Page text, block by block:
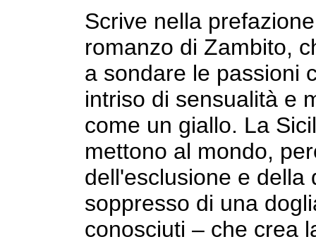
Scrive nella
romanzo di Zambito,
a sondare le passioni
intriso di sensualità e
come un giallo. La
mettono al mondo,
dell'esclusione e della
soppresso di una
conosciuti – che crea